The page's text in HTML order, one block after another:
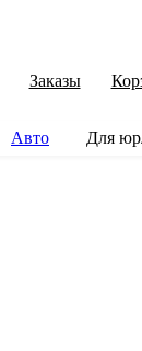
Заказы
Авто Для